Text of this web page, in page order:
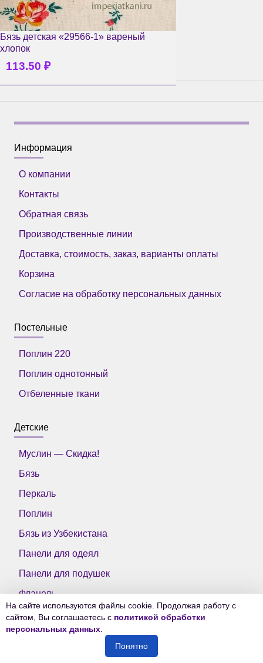
Бязь детская «29566-1» вареный
хлопок
113.50 ₽
Информация
О компании
Контакты
Обратная связь
Производственные линии
Доставка, стоимость, заказ, варианты оплаты
Корзина
Согласие на обработку персональных данных
Постельные
Поплин 220
Поплин однотонный
Отбеленные ткани
Детские
Муслин — Скидка!
Бязь
Перкаль
Поплин
Бязь из Узбекистана
Панели для одеял
Панели для подушек
Фланель
Плюш — Распродажа!
На сайте используются файлы cookie. Продолжая работу с
сайтом, Вы соглашаетесь с политикой обработки
персональных данных
Понятно